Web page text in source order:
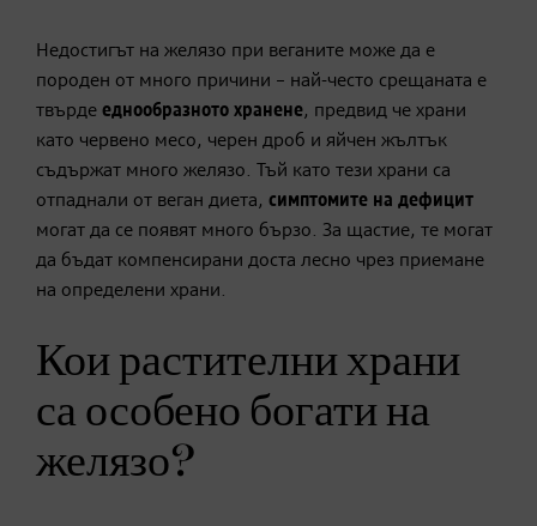
Недостигът на желязо при веганите може да е
породен от много причини – най-често срещаната е
твърде еднообразното хранене, предвид че храни
като червено месо, черен дроб и яйчен жълтък
съдържат много желязо. Тъй като тези храни са
отпаднали от веган диета, симптомите на дефицит
могат да се появят много бързо. За щастие, те могат
да бъдат компенсирани доста лесно чрез приемане
на определени храни.
Кои растителни храни
са особено богати на
желязо?